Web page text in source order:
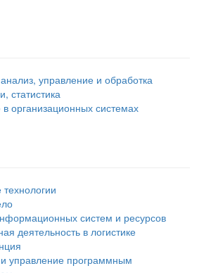
управление и обработка
статистика
организационных системах
систем и ресурсов
деятельность в логистике
и управление программным